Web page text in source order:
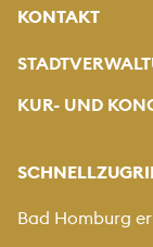
KONTAKT
KUR- UND
Bad Homburg